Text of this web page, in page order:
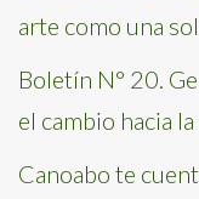
arte como una
Boletín N° 20.
el cambio hacia
Canoabo te